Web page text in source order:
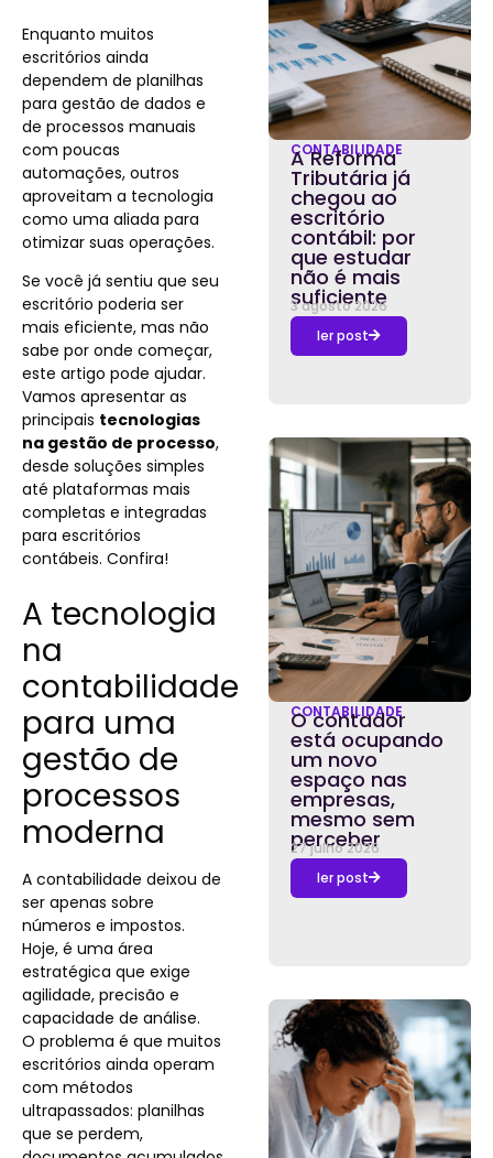
Enquanto muitos
escritórios ainda
dependem de planilhas
para gestão de dados e
de processos manuais
com poucas
automações, outros
aproveitam a tecnologia
como uma aliada para
otimizar suas operações.
Se você já sentiu que seu
escritório poderia ser
mais eficiente, mas não
sabe por onde começar,
este artigo pode ajudar.
Vamos apresentar as
principais tecnologias
na gestão de processo,
desde soluções simples
até plataformas mais
completas e integradas
para escritórios
contábeis. Confira!
A tecnologia
na
contabilidade
para uma
gestão de
processos
moderna
A contabilidade deixou de
ser apenas sobre
números e impostos.
Hoje, é uma área
estratégica que exige
agilidade, precisão e
capacidade de análise.
O problema é que muitos
escritórios ainda operam
com métodos
ultrapassados: planilhas
que se perdem,
CONTABILIDADE
A Reforma
Tributária já
chegou ao
escritório
contábil: por
que estudar
não é mais
suficiente
3 agosto 2026
ler post
CONTABILIDADE
O contador
está ocupando
um novo
espaço nas
empresas,
mesmo sem
perceber
27 julho 2026
ler post